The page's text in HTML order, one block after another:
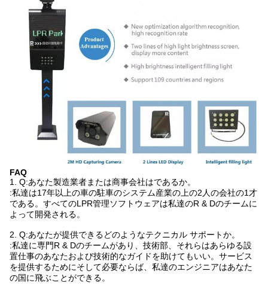
FAQ
1. Q:あなた製造業者または商事会社はであるか。
:私達は17年以上の車の駐車のシステム産業の上の2人の会社の1才
である。すべてのLPR管理ソフトウェアは私達のR & Dのチームに
よって開発される。
2. Q:あなたが提供できるどのようなテクニカル サポートか。
:私達に専門R & Dのチームがあり、技術部、それらはあらゆる設
置仕事のあなたおよび技術的なガイドを助けてもいい。サービス
を提供するためにそして必要ならば、私達のエンジニアはあなた
の国に飛ぶことができる。